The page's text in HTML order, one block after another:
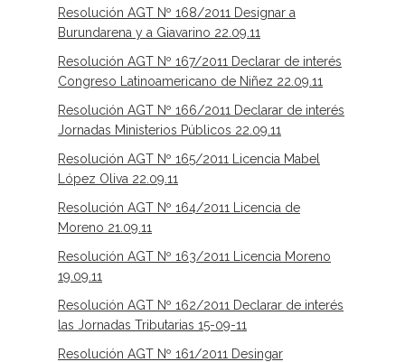
Resolución AGT Nº 168/2011 Designar a
Burundarena y a Giavarino 22.09.11
Resolución AGT Nº 167/2011 Declarar de interés
Congreso Latinoamericano de Niñez 22.09.11
Resolución AGT Nº 166/2011 Declarar de interés
Jornadas Ministerios Públicos 22.09.11
Resolución AGT Nº 165/2011 Licencia Mabel
López Oliva 22.09.11
Resolución AGT Nº 164/2011 Licencia de
Moreno 21.09.11
Resolución AGT Nº 163/2011 Licencia Moreno
19.09.11
Resolución AGT Nº 162/2011 Declarar de interés
las Jornadas Tributarias 15-09-11
Resolución AGT Nº 161/2011 Desingar